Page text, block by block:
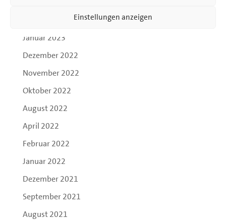
Einstellungen anzeigen
Januar 2023
Dezember 2022
November 2022
Oktober 2022
August 2022
April 2022
Februar 2022
Januar 2022
Dezember 2021
September 2021
August 2021